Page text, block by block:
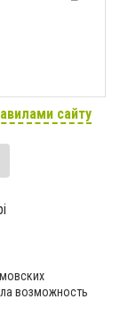
сайту
возможность